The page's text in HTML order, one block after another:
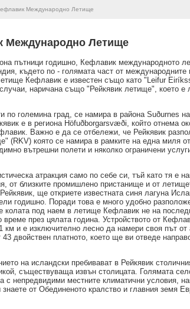
Международно Летище
Международно Летище
пътници годишно, Кефлавик международното
където по - голямата част от международните
Кефлавик е известен също като "Leifur
наричана също "Рейкявик летище", което е
по големина град, се намира в района Suðurnes на
е в региона Höfuðborgarsvæði, който отнема
Важно е да се отбележи, че Рейкявик
(RKV) която се намира в рамките на една миля
вътрешни полети и няколко ограничени
атракция само по себе си, тъй като тя е
от близките промишлено пристанище и от
ще откриете известната синя лагуна
годишно. Поради това е много удобно
колата под наем в летище Кефлавик не на
през цялата година. Устройството от
км и е изключително лесно да намери своя път от
двойствен платното, което ще ви отведе
на исландски пребивават в Рейкявик
съществуваща извън столицата. Голямата
с непредвидими местните климатични условия,
от Обединеното кралство и главния земя